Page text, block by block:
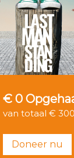
€ 0
van totaal €
Doneer nu